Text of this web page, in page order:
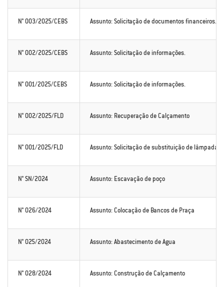
N° 003/2025/CEBS Assunto: Solicitação de documentos financeiros.
N° 002/2025/CEBS Assunto: Solicitação de informações.
N° 001/2025/CEBS Assunto: Solicitação de informações.
N° 002/2025/FLD Assunto: Recuperação de Calçamento
N° 001/2025/FLD Assunto: Solicitação de substituição de
N° SN/2024 Assunto: Escavação de poço
N° 026/2024 Assunto: Colocação de Bancos de Praça
N° 025/2024 Assunto: Abastecimento de Agua
N° 028/2024 Assunto: Construção de Calçamento